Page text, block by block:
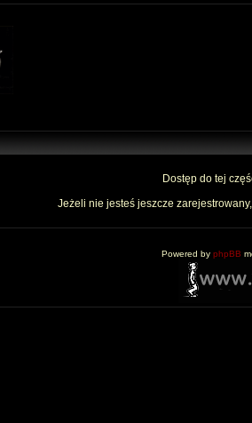
Dostęp do tej
Jeżeli nie jesteś jeszcze
Powered by phpBB